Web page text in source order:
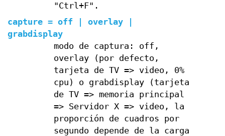
"Ctrl+F".
capture = off | overlay |
grabdisplay
modo de captura: off,
overlay (por defecto,
tarjeta de TV => video, 0%
cpu) o grabdisplay (tarjeta
de TV => memoria principal
=> Servidor X => video, la
proporción de cuadros por
segundo depende de la carga